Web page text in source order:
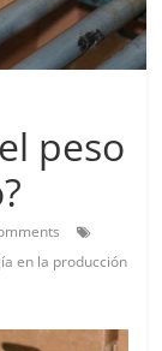
peso
en la producción